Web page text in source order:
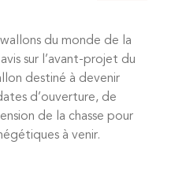
du monde de la
sur l’avant-projet du
destiné à devenir
d’ouverture, de
de la chasse pour
à venir.